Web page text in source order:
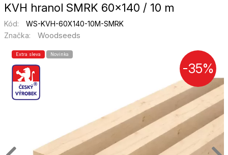
KVH hranol SMRK 60×140 / 10 m
Kód:
WS-KVH-60X140-10M-SMRK
Značka:
Woodseeds
Extra sleva Novinka
-35%